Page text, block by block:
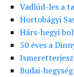
Vadlúd-les a
Hortobágyi
Hárs-hegyi
50 éves a
Budai-